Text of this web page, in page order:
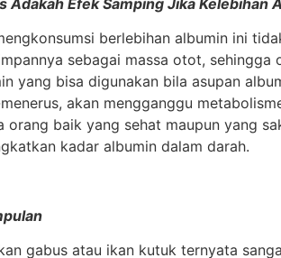
berlebihan albumin ini
sebagai massa otot,
yang bisa digunakan bila asupan
akan mengganggu
orang baik yang sehat maupun yang
kadar albumin dalam darah.
gabus atau ikan kutuk ternyata